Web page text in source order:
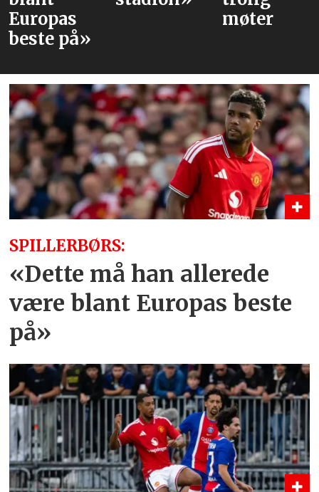
SPILLERBØRS:
«Dette må han allerede
være blant Europas beste
på»